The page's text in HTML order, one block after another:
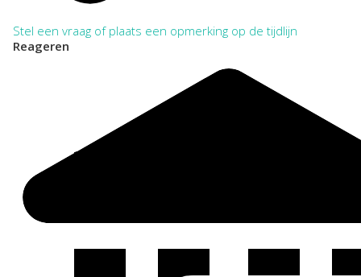
Stel een vraag of plaats een opmerking op de tijdlijn
Reageren